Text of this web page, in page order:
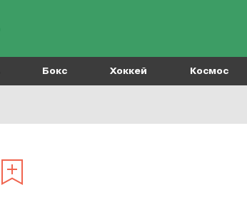
Бокс Хоккей Космос